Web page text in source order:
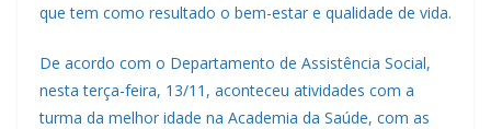
que tem como resultado o bem-estar e qualidade de vida.
De acordo com o Departamento de Assistência Social,
nesta terça-feira, 13/11, aconteceu atividades com a
turma da melhor idade na Academia da Saúde, com as